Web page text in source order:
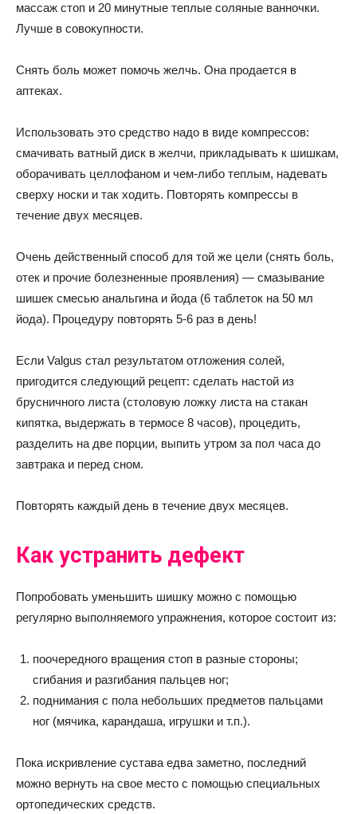
массаж стоп и 20 минутные теплые соляные ванночки.
Лучше в совокупности.
Снять боль может помочь желчь. Она продается в
аптеках.
Использовать это средство надо в виде компрессов:
смачивать ватный диск в желчи, прикладывать к шишкам,
оборачивать целлофаном и чем-либо теплым, надевать
сверху носки и так ходить. Повторять компрессы в
течение двух месяцев.
Очень действенный способ для той же цели (снять боль,
отек и прочие болезненные проявления) — смазывание
шишек смесью анальгина и йода (6 таблеток на 50 мл
йода). Процедуру повторять 5-6 раз в день!
Если Valgus стал результатом отложения солей,
пригодится следующий рецепт: сделать настой из
брусничного листа (столовую ложку листа на стакан
кипятка, выдержать в термосе 8 часов), процедить,
разделить на две порции, выпить утром за пол часа до
завтрака и перед сном.
Повторять каждый день в течение двух месяцев.
Как устранить дефект
Попробовать уменьшить шишку можно с помощью
регулярно выполняемого упражнения, которое состоит из:
поочередного вращения стоп в разные стороны;
сгибания и разгибания пальцев ног;
поднимания с пола небольших предметов пальцами
ног (мячика, карандаша, игрушки и т.п.).
Пока искривление сустава едва заметно, последний
можно вернуть на свое место с помощью специальных
ортопедических средств.